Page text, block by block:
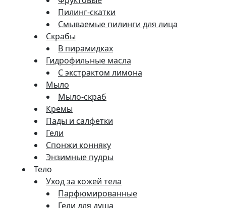
Пилинг-скатки
Смываемые пилинги для лица
Скрабы
В пирамидках
Гидрофильные масла
С экстрактом лимона
Мыло
Мыло-скраб
Кремы
Пады и салфетки
Гели
Спонжи конняку
Энзимные пудры
Тело
Уход за кожей тела
Парфюмированные
Гели для душа